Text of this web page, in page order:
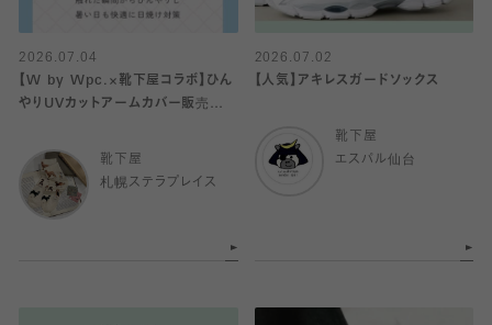
2026.07.04
【W by Wpc.×靴下屋コラボ】ひん
やりUVカットアームカバー販売中
靴下屋
札幌ステラプレイス
2026.07.02
【人気】アキレスガードソックス
靴下屋
エスパル仙台